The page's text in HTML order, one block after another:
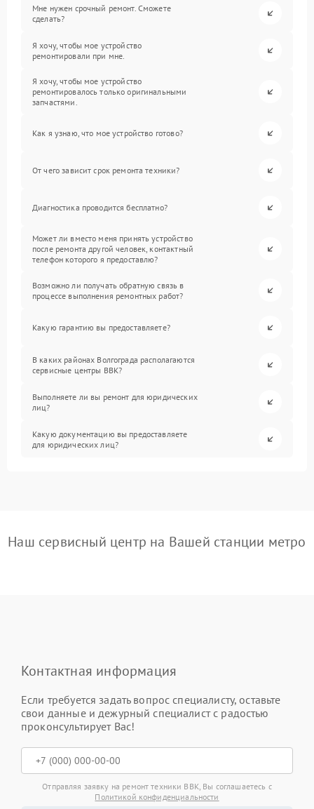
Мне нужен срочный ремонт. Сможете
сделать?
Я хочу, чтобы мое устройство
ремонтировали при мне.
Я хочу, чтобы мое устройство
ремонтировалось только оригинальными
запчастями.
Как я узнаю, что мое устройство готово?
От чего зависит срок ремонта техники?
Диагностика проводится бесплатно?
Может ли вместо меня принять устройство
после ремонта другой человек, контактный
телефон которого я предоставлю?
Возможно ли получать обратную связь в
процессе выполнения ремонтных работ?
Какую гарантию вы предоставляете?
В каких районах Волгограда располагаются
сервисные центры BBK?
Выполняете ли вы ремонт для юридических
лиц?
Какую документацию вы предоставляете
для юридических лиц?
Наш сервисный центр на Вашей станции метро
Контактная информация
Если требуется задать вопрос специалисту, оставьте
свои данные и дежурный специалист с радостью
проконсультирует Вас!
Отправляя заявку на ремонт техники BBK, Вы соглашаетесь с
Политикой конфиденциальности